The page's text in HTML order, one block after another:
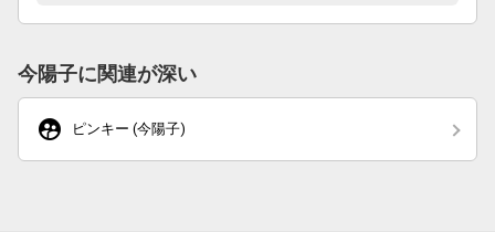
今陽子に関連が深い
supervised_user_circle ピンキー (今陽子)